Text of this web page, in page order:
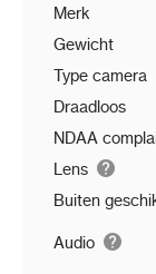
Merk
Gewicht
Type camera
Draadloos
NDAA
Lens
Buiten
Audio